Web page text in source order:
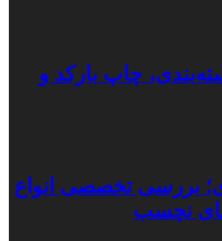
چاپ بارکد و
بررسی تخصصی انواع
نچسب